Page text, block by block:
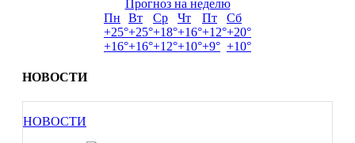
Прогноз на неделю
Пн
Вт Ср Чт Пт
Сб
+25°+25°+18°+16°+12°+20°
+16°+16°+12°+10°+9° +10°
НОВОСТИ
НОВОСТИ